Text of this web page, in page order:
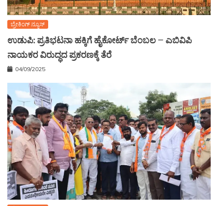
ಬ್ರೇಕಿಂಗ್ ನ್ಯೂಸ್
ಉಡುಪಿ: ಪ್ರತಿಭಟನಾ ಹಕ್ಕಿಗೆ ಹೈಕೋರ್ಟ್ ಬೆಂಬಲ – ಎಬಿವಿಪಿ
ನಾಯಕರ ವಿರುದ್ಧದ ಪ್ರಕರಣಕ್ಕೆ ತೆರೆ
04/09/2025